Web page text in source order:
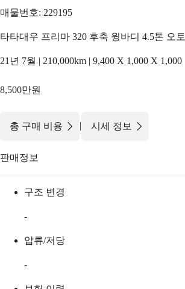
매물번호: 229195
타타대우 프리마 320 후축 윙바디 4.5톤 오토
21년 7월 | 210,000km | 9,400 X 1,000 X 1,000
8,500만원
총 구매 비용 | 시세 정보
판매정보
구조 변경
-
압류/저당
-